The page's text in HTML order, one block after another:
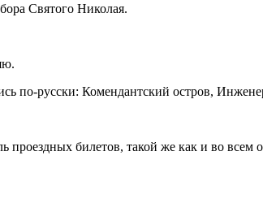
Святого Николая.
по-русски: Комендантский остров,
проездных билетов, такой же как и во всем